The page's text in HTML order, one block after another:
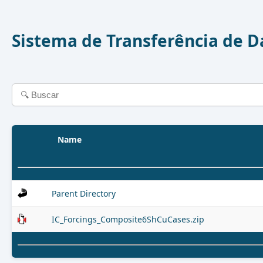
Sistema de Transferência de
Name
Parent Directory
IC_Forcings_Composite6ShCuCases.zip